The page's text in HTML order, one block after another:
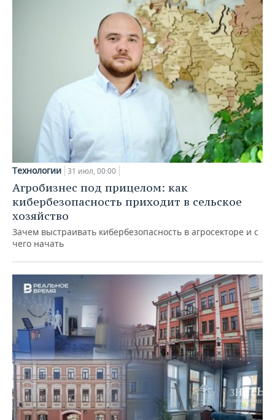
Технологии 31 июл, 00:00
Агробизнес под прицелом: как
кибербезопасность приходит в сельское
хозяйство
Зачем выстраивать кибербезопасность в агросекторе и с
чего начать